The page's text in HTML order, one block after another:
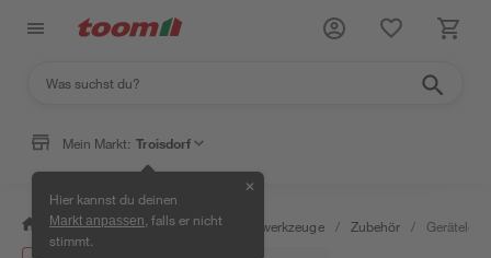
Mein Markt: Troisdorf
Hier kannst du deinen
Markt anpassen , falls er nicht
stimmt.
✕
/ Garten & Freizeit / Gartenhandwerkzeuge / Zubehör /